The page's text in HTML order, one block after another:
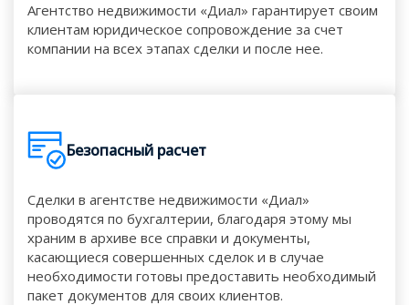
Агентство недвижимости «Диал» гарантирует своим
клиентам юридическое сопровождение за счет
компании на всех этапах сделки и после нее.
Безопасный расчет
Сделки в агентстве недвижимости «Диал»
проводятся по бухгалтерии, благодаря этому мы
храним в архиве все справки и документы,
касающиеся совершенных сделок и в случае
необходимости готовы предоставить необходимый
пакет документов для своих клиентов.